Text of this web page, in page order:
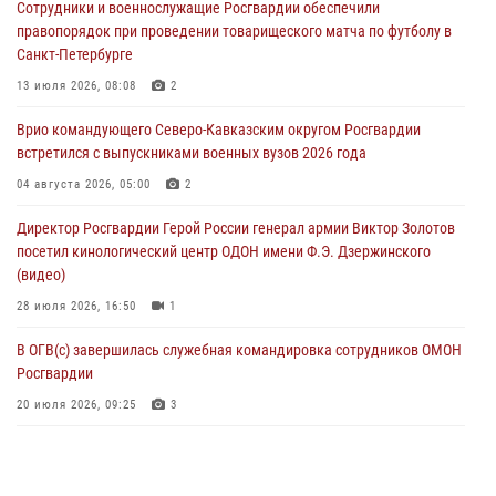
Кузбассе
08 августа 2026, 07:00
ОМОН «Ойрат» Управления Росгвардии по Республике Калмыкия
08 августа 2026, 07:00
В Москве росгвардейцы оказали помощь медикам и девушке с
08 августа 2026, 06:32 1
Сотрудники и военнослужащие Росгвардии обеспечили
правопорядок при проведении товарищеского матча по футболу в
Санкт-Петербурге
13 июля 2026, 08:08 2
Врио командующего Северо-Кавказским округом Росгвардии
встретился с выпускниками военных вузов 2026 года
04 августа 2026, 05:00 2
Директор Росгвардии Герой России генерал армии Виктор Золотов
посетил кинологический центр ОДОН имени Ф.Э. Дзержинского
(видео)
28 июля 2026, 16:50 1
В ОГВ(с) завершилась служебная командировка сотрудников ОМОН
Росгвардии
20 июля 2026, 09:25 3